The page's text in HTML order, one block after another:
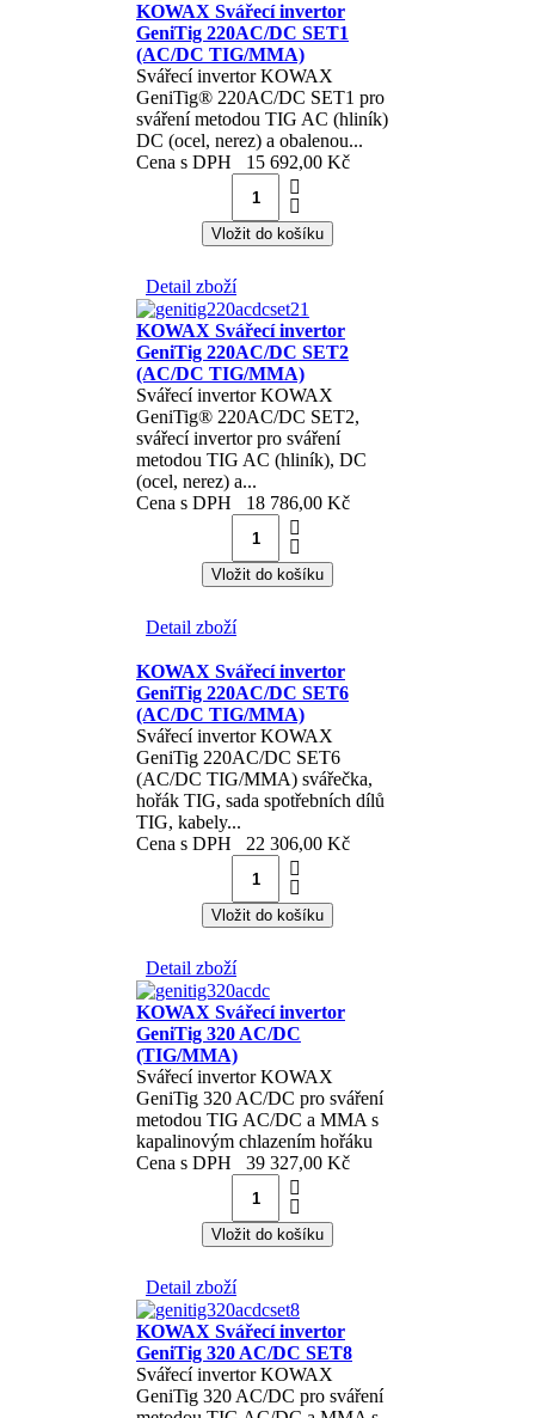
KOWAX Svářecí invertor
GeniTig 220AC/DC SET1
(AC/DC TIG/MMA)
Svářecí invertor KOWAX
GeniTig® 220AC/DC SET1 pro
sváření metodou TIG AC (hliník)
DC (ocel, nerez) a obalenou...
Cena s DPH
15 692,00 Kč
Detail zboží
KOWAX Svářecí invertor
GeniTig 220AC/DC SET2
(AC/DC TIG/MMA)
Svářecí invertor KOWAX
GeniTig® 220AC/DC SET2,
svářecí invertor pro sváření
metodou TIG AC (hliník), DC
(ocel, nerez) a...
Cena s DPH
18 786,00 Kč
Detail zboží
KOWAX Svářecí invertor
GeniTig 220AC/DC SET6
(AC/DC TIG/MMA)
Svářecí invertor KOWAX
GeniTig 220AC/DC SET6
(AC/DC TIG/MMA) svářečka,
hořák TIG, sada spotřebních dílů
TIG, kabely...
Cena s DPH
22 306,00 Kč
Detail zboží
KOWAX Svářecí invertor
GeniTig 320 AC/DC
(TIG/MMA)
Svářecí invertor KOWAX
GeniTig 320 AC/DC pro sváření
metodou TIG AC/DC a MMA s
kapalinovým chlazením hořáku
Cena s DPH
39 327,00 Kč
Detail zboží
KOWAX Svářecí invertor
GeniTig 320 AC/DC SET8
Svářecí invertor KOWAX
GeniTig 320 AC/DC pro sváření